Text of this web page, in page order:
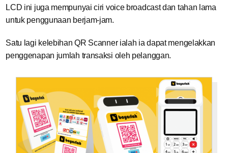
LCD ini juga mempunyai ciri voice broadcast dan tahan lama
untuk penggunaan berjam-jam.
Satu lagi kelebihan QR Scanner ialah ia dapat mengelakkan
penggenapan jumlah transaksi oleh pelanggan.